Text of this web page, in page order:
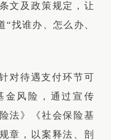
文及政策规定，让
找谁办、怎么办、
对待遇支付环节可
金风险，通过宣传
法》《社会保险基
章，以案释法、剖